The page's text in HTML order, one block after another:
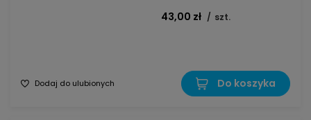
43,00 zł / szt.
Dodaj do ulubionych Do koszyka